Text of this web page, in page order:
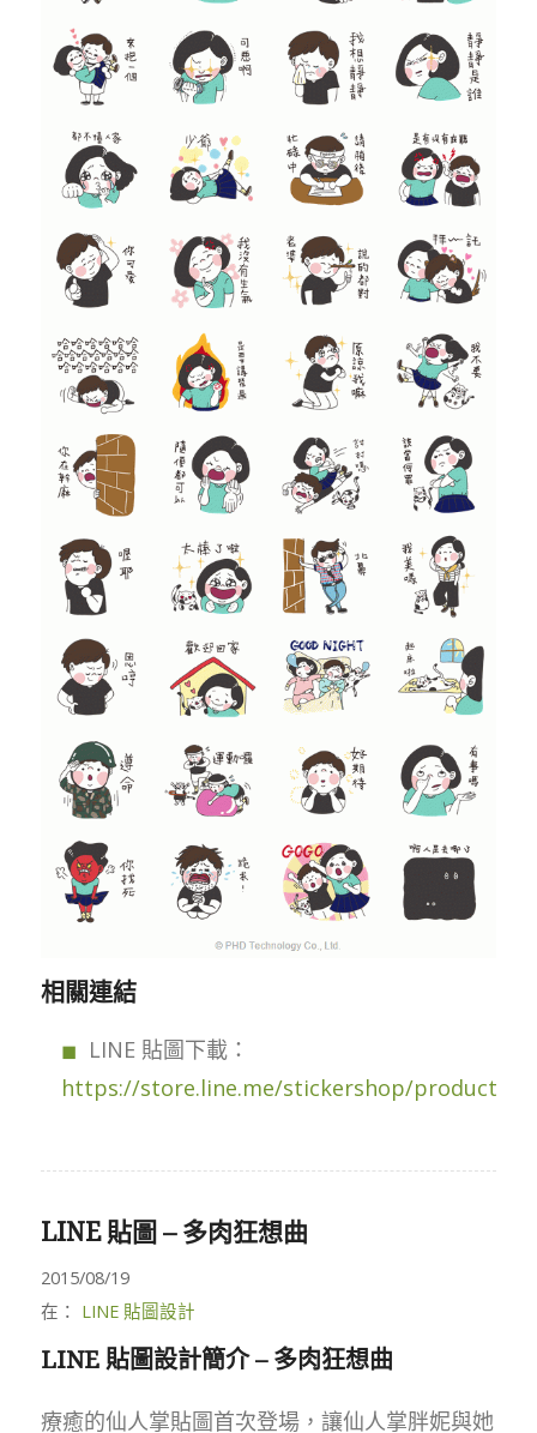
相關連結
LINE 貼圖下載：
https://store.line.me/stickershop/product/
LINE 貼圖 – 多肉狂想曲
2015/08/19
在： LINE 貼圖設計
LINE 貼圖設計簡介 – 多肉狂想曲
療癒的仙人掌貼圖首次登場，讓仙人掌胖妮與她